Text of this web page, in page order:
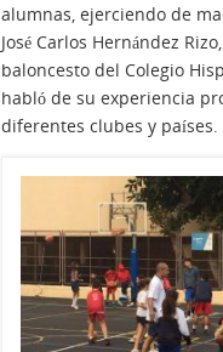
alumnas, ejerciendo de
José Carlos Hernández
baloncesto del Colegio
habló de su experiencia
diferentes clubes y países.